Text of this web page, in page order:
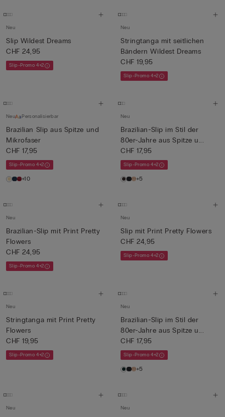
Neu
Slip Wildest Dreams
CHF 24,95
Slip-Promo 4+2
Neu
Stringtanga mit seitlichen
Bändern Wildest Dreams
CHF 19,95
Slip-Promo 4+2
Neu Personalisierbar
Brazilian Slip aus Spitze und
Mikrofaser
CHF 17,95
Slip-Promo 4+2
+10
Neu
Brazilian-Slip im Stil der
80er-Jahre aus Spitze u...
CHF 17,95
Slip-Promo 4+2
+5
Neu
Brazilian-Slip mit Print Pretty
Flowers
CHF 24,95
Slip-Promo 4+2
Neu
Slip mit Print Pretty Flowers
CHF 24,95
Slip-Promo 4+2
Neu
Stringtanga mit Print Pretty
Flowers
CHF 19,95
Slip-Promo 4+2
Neu
Brazilian-Slip im Stil der
80er-Jahre aus Spitze u...
CHF 17,95
Slip-Promo 4+2
+5
Neu Neu